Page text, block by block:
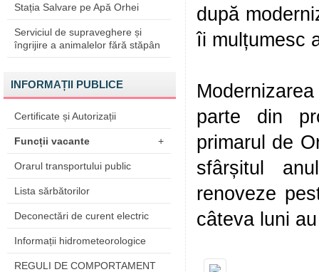
Stația Salvare pe Apă Orhei
Serviciul de supraveghere și
îngrijire a animalelor fără stăpân
INFORMAȚII PUBLICE
Certificate și Autorizații
Funcții vacante +
Orarul transportului public
Lista sărbătorilor
Deconectări de curent electric
Informații hidrometeorologice
REGULI DE COMPORTAMENT
după
îi mulțumesc
parte din
primarul de
sfârșitul
renoveze
câteva luni